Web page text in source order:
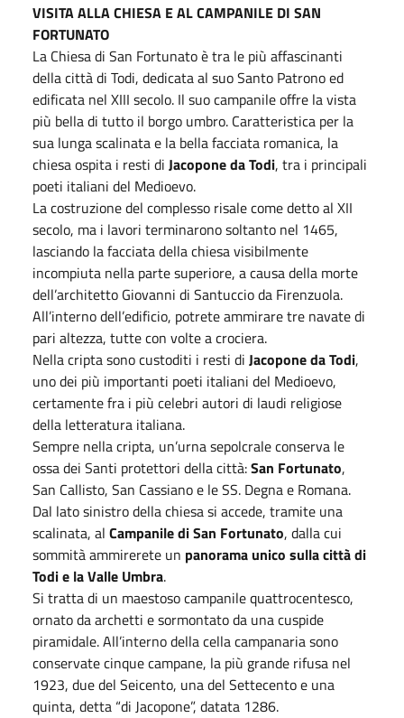
VISITA ALLA CHIESA E AL CAMPANILE DI SAN
FORTUNATO
La Chiesa di San Fortunato è tra le più affascinanti
della città di Todi, dedicata al suo Santo Patrono ed
edificata nel XIII secolo. Il suo campanile offre la vista
più bella di tutto il borgo umbro. Caratteristica per la
sua lunga scalinata e la bella facciata romanica, la
chiesa ospita i resti di Jacopone da Todi, tra i principali
poeti italiani del Medioevo.
La costruzione del complesso risale come detto al XII
secolo, ma i lavori terminarono soltanto nel 1465,
lasciando la facciata della chiesa visibilmente
incompiuta nella parte superiore, a causa della morte
dell’architetto Giovanni di Santuccio da Firenzuola.
All’interno dell’edificio, potrete ammirare tre navate di
pari altezza, tutte con volte a crociera.
Nella cripta sono custoditi i resti di Jacopone da Todi,
uno dei più importanti poeti italiani del Medioevo,
certamente fra i più celebri autori di laudi religiose
della letteratura italiana.
Sempre nella cripta, un’urna sepolcrale conserva le
ossa dei Santi protettori della città:San Fortunato,
San Callisto, San Cassiano e le SS. Degna e Romana.
Dal lato sinistro della chiesa si accede, tramite una
scalinata, al Campanile di San Fortunato, dalla cui
sommità ammirerete un panorama unico sulla città di
Todi e la Valle Umbra.
Si tratta di un maestoso campanile quattrocentesco,
ornato da archetti e sormontato da una cuspide
piramidale. All’interno della cella campanaria sono
conservate cinque campane, la più grande rifusa nel
1923, due del Seicento, una del Settecento e una
quinta, detta “di Jacopone”, datata 1286.